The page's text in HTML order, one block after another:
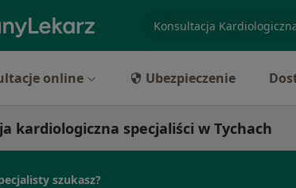
online Ubezpieczenie
kardiologiczna specjaliści w Tychach
szukasz?